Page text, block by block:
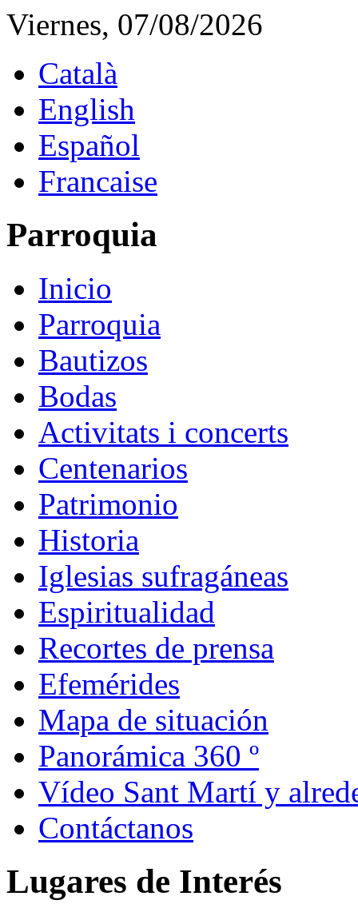
Viernes, 07/08/2026
Català
English
Español
Francaise
Parroquia
Inicio
Parroquia
Bautizos
Bodas
Activitats i concerts
Centenarios
Patrimonio
Historia
Iglesias sufragáneas
Espiritualidad
Recortes de prensa
Efemérides
Mapa de situación
Panorámica 360 º
Vídeo Sant Martí y
Contáctanos
Lugares de Interés